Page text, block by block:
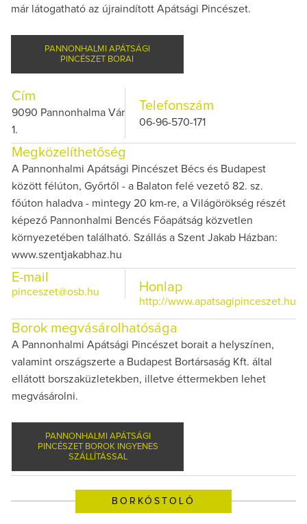
már látogatható az újraindított Apátsági Pincészet.
PANNONHALMI APÁTSÁGI
PINCÉSZET BORAI
Cím
9090 Pannonhalma Vár
1.
Telefonszám
06-96-570-171
Megközelíthetőség
A Pannonhalmi Apátsági Pincészet Bécs és Budapest
között félúton, Győrtől - a Balaton felé vezető 82. sz.
főúton haladva - mintegy 20 km-re, a Világörökség részét
képező Pannonhalmi Bencés Főapátság közvetlen
környezetében található. Szállás a Szent Jakab Házban:
www.szentjakabhaz.hu
E-mail
pinceszet@osb.hu Honlap
http://www.apatsagipinceszet.hu
Borok megvásárolhatósága
A Pannonhalmi Apátsági Pincészet borait a helyszínen,
valamint országszerte a Budapest Bortársaság Kft. által
ellátott borszaküzletekben, illetve éttermekben lehet
megvásárolni.
PANNONHALMI APÁTSÁGI
PINCÉSZET BOROK INGYENES
SZÁLLÍTÁSSAL
BORKÓSTOLÓ